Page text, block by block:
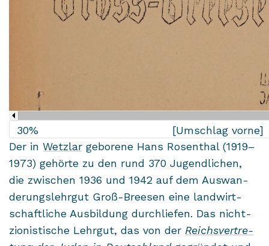
30% [Umschlag vorne]
Der in Wetz­lar ge­bo­re­ne Hans Ro­sen­thal (1919–
1973) ge­hör­te zu den rund 370 Ju­gend­li­chen,
die zwi­schen 1936 und 1942 auf dem Aus­wan­
de­rungs­lehr­gut Groß-​Breesen eine land­wirt­
schaft­li­che Aus­bil­dung durch­lie­fen. Das nicht­
zio­nis­ti­sche Lehr­gut, das von der Reichs­ver­tre­